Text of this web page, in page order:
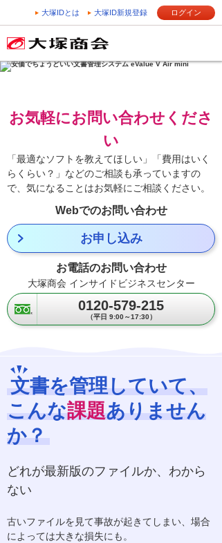
大塚IDとは 大塚ID新規登録 ログイン
お気軽にお問い合わせくださ
い
「最適なソフトを教えてほしい」「費用はいく
らくらい？」などのご相談も承っていますの
で、気になることはお気軽にご相談ください。
Webでのお問い合わせ
お申し込み
お電話のお問い合わせ
大塚商会 インサイドビジネスセンター
0120-579-215
（平日 9:00～17:30）
文書を管理していて、
こんな課題ありません
か？
どれが最新版のファイルか、わから
ない
古いファイルを見て事故が起きてしまい、場合
によっては大きな損失にも。